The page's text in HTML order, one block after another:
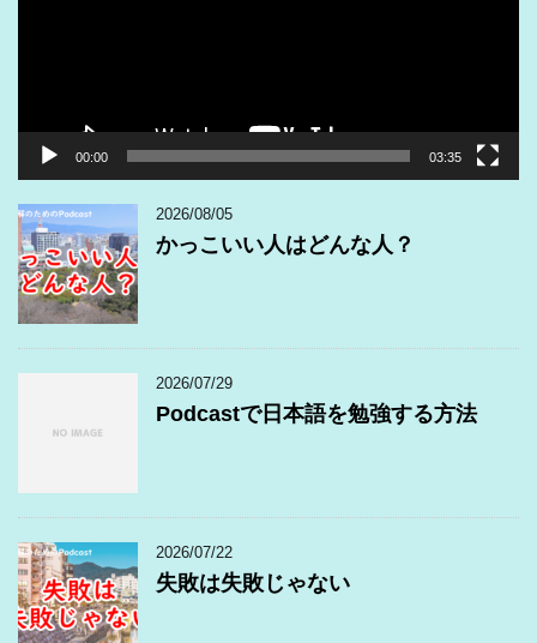
00:00 03:35
2026/08/05
かっこいい人はどんな人？
2026/07/29
Podcastで日本語を勉強する方法
2026/07/22
失敗は失敗じゃない